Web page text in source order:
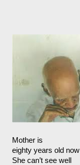
Mother is
eighty years old now
She can’t see well